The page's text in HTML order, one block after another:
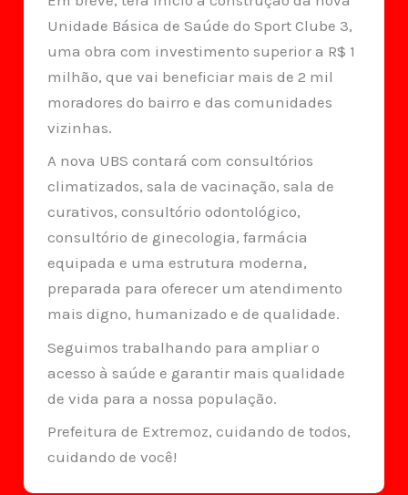
Unidade Básica de Saúde do Sport Clube 3,
uma obra com investimento superior a R$ 1
milhão, que vai beneficiar mais de 2 mil
moradores do bairro e das comunidades
vizinhas.
A nova UBS contará com consultórios
climatizados, sala de vacinação, sala de
curativos, consultório odontológico,
consultório de ginecologia, farmácia
equipada e uma estrutura moderna,
preparada para oferecer um atendimento
mais digno, humanizado e de qualidade.
Seguimos trabalhando para ampliar o
acesso à saúde e garantir mais qualidade
de vida para a nossa população.
Prefeitura de Extremoz, cuidando de todos,
cuidando de você!